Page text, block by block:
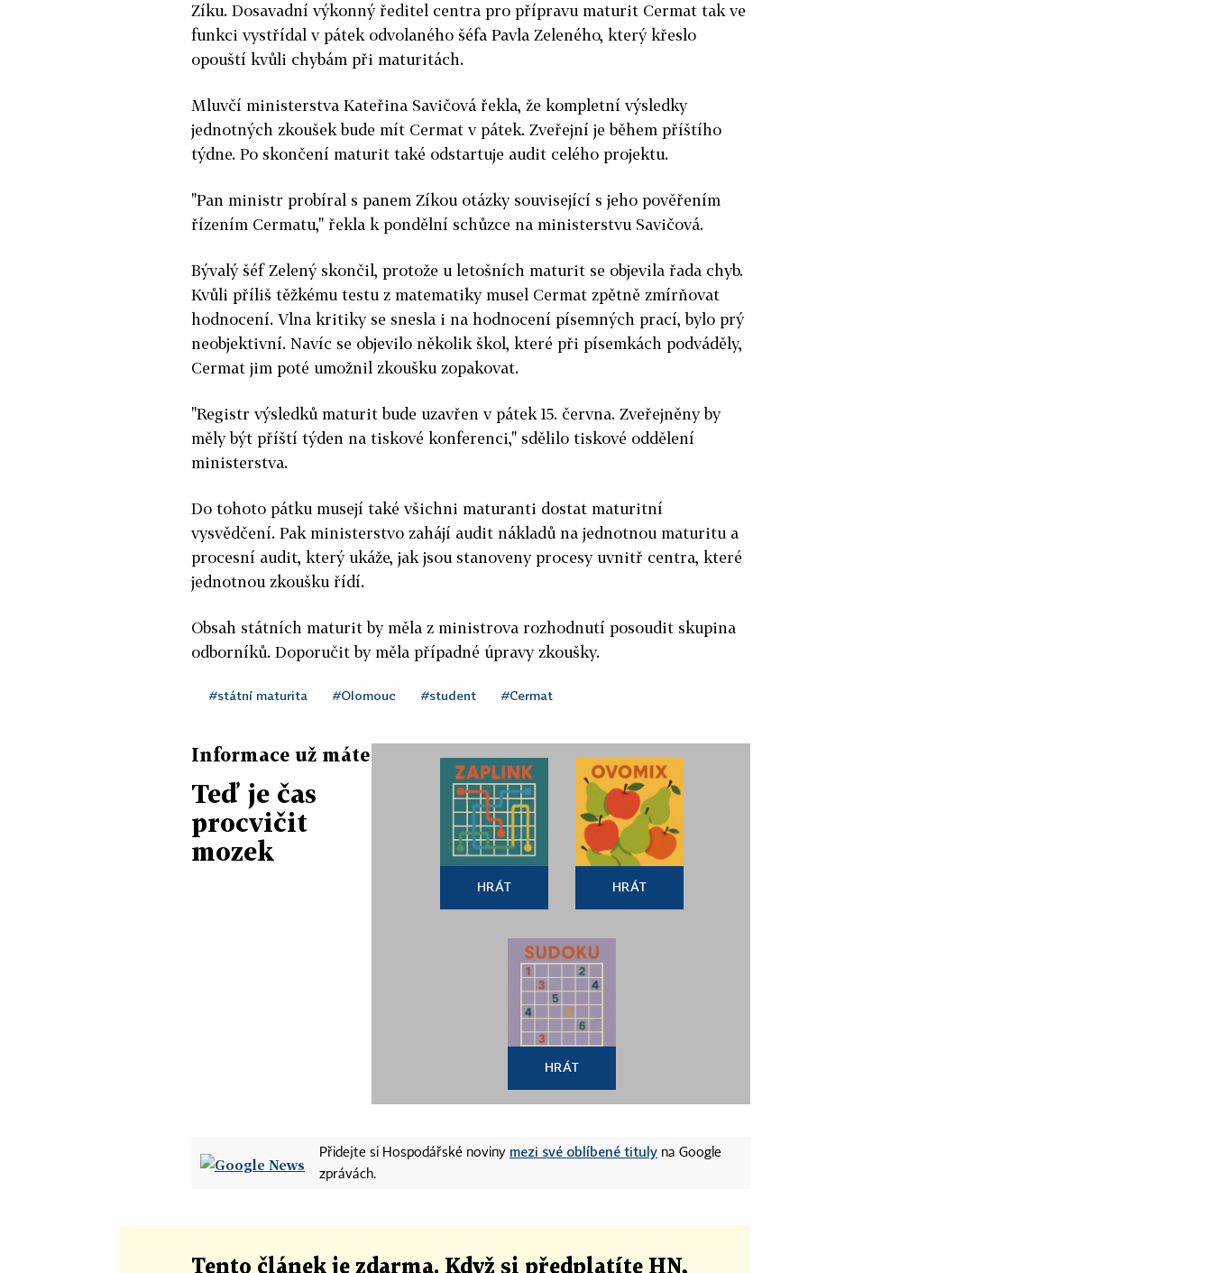
Zíku. Dosavadní výkonný ředitel centra pro přípravu maturit Cermat tak ve
funkci vystřídal v pátek odvolaného šéfa Pavla Zeleného, který křeslo
opouští kvůli chybám při maturitách.
Mluvčí ministerstva Kateřina Savičová řekla, že kompletní výsledky
jednotných zkoušek bude mít Cermat v pátek. Zveřejní je během příštího
týdne. Po skončení maturit také odstartuje audit celého projektu.
"Pan ministr probíral s panem Zíkou otázky související s jeho pověřením
řízením Cermatu," řekla k pondělní schůzce na ministerstvu Savičová.
Bývalý šéf Zelený skončil, protože u letošních maturit se objevila řada chyb.
Kvůli příliš těžkému testu z matematiky musel Cermat zpětně zmírňovat
hodnocení. Vlna kritiky se snesla i na hodnocení písemných prací, bylo prý
neobjektivní. Navíc se objevilo několik škol, které při písemkách podváděly,
Cermat jim poté umožnil zkoušku zopakovat.
"Registr výsledků maturit bude uzavřen v pátek 15. června. Zveřejněny by
měly být příští týden na tiskové konferenci," sdělilo tiskové oddělení
ministerstva.
Do tohoto pátku musejí také všichni maturanti dostat maturitní
vysvědčení. Pak ministerstvo zahájí audit nákladů na jednotnou maturitu a
procesní audit, který ukáže, jak jsou stanoveny procesy uvnitř centra, které
jednotnou zkoušku řídí.
Obsah státních maturit by měla z ministrova rozhodnutí posoudit skupina
odborníků. Doporučit by měla případné úpravy zkoušky.
#státní maturita #Olomouc #student #Cermat
Informace už máte
Teď je čas
procvičit
mozek
HRÁT HRÁT
HRÁT
Přidejte si Hospodářské noviny mezi své oblíbené tituly na Google
zprávách.
Tento článek je zdarma. Když si předplatíte HN,